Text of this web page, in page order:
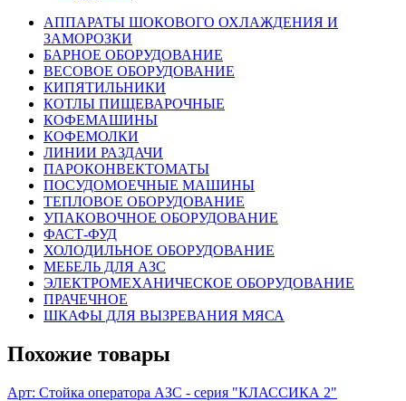
АППАРАТЫ ШОКОВОГО ОХЛАЖДЕНИЯ И
ЗАМОРОЗКИ
БАРНОЕ ОБОРУДОВАНИЕ
ВЕСОВОЕ ОБОРУДОВАНИЕ
КИПЯТИЛЬНИКИ
КОТЛЫ ПИЩЕВАРОЧНЫЕ
КОФЕМАШИНЫ
КОФЕМОЛКИ
ЛИНИИ РАЗДАЧИ
ПАРОКОНВЕКТОМАТЫ
ПОСУДОМОЕЧНЫЕ МАШИНЫ
ТЕПЛОВОЕ ОБОРУДОВАНИЕ
УПАКОВОЧНОЕ ОБОРУДОВАНИЕ
ФАСТ-ФУД
ХОЛОДИЛЬНОЕ ОБОРУДОВАНИЕ
МЕБЕЛЬ ДЛЯ АЗС
ЭЛЕКТРОМЕХАНИЧЕСКОЕ ОБОРУДОВАНИЕ
ПРАЧЕЧНОЕ
ШКАФЫ ДЛЯ ВЫЗРЕВАНИЯ МЯСА
Похожие товары
Арт: Стойка оператора АЗС - серия "КЛАССИКА 2"